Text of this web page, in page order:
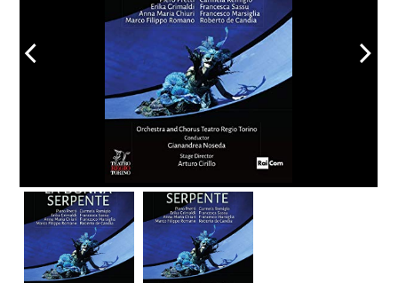
arrow_back_ios arrow_forward_ios